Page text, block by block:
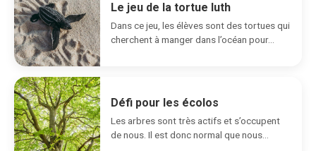
Le jeu de la tortue luth
Dans ce jeu, les élèves sont des tortues qui
cherchent à manger dans l’océan pour...
Défi pour les écolos
Les arbres sont très actifs et s’occupent
de nous. Il est donc normal que nous...